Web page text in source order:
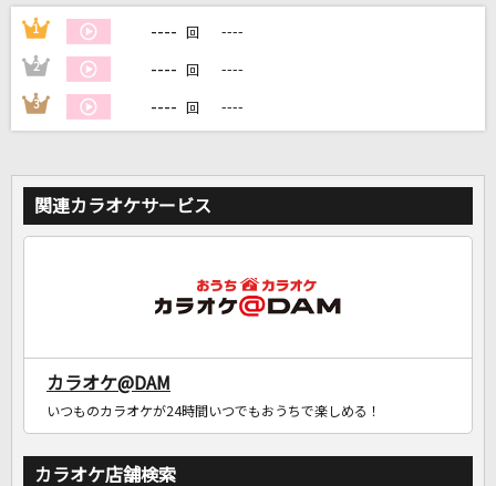
1 ---- 回 ----
2 ---- 回 ----
3 ---- 回 ----
関連カラオケサービス
カラオケ@DAM
いつものカラオケが24時間いつでもおうちで楽しめる！
カラオケ店舗検索